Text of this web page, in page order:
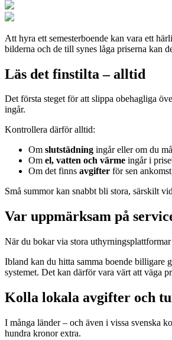
Att hyra ett semesterboende kan vara ett
bilderna och de till synes låga priserna kan
Läs det finstilta – alltid
Det första steget för att slippa obehagliga
ingår.
Kontrollera därför alltid:
Om slutstädning ingår eller om du
Om el, vatten och värme ingår i
Om det finns avgifter för sen
Små summor kan snabbt bli stora, särskilt
Var uppmärksam på
När du bokar via stora
Ibland kan du hitta samma boende billigare
systemet. Det kan därför vara värt att väga
Kolla lokala avgifter och
I många länder – och även i vissa svenska
hundra kronor extra.